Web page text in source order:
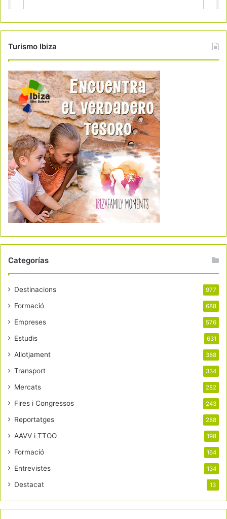
Turismo Ibiza
Categorías
Destinacions 977
Formació 688
Empreses 576
Estudis 631
Allotjament 388
Transport 334
Mercats 282
Fires i Congressos 243
Reportatges 288
AAVV i TTOO 198
Formació 164
Entrevistes 134
Destacat 13